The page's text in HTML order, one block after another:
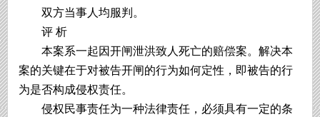
双方当事人均服判。
评 析
本案系一起因开闸泄洪致人死亡的赔偿案。解决本
案的关键在于对被告开闸的行为如何定性，即被告的行
为是否构成侵权责任。
侵权民事责任为一种法律责任，必须具有一定的条